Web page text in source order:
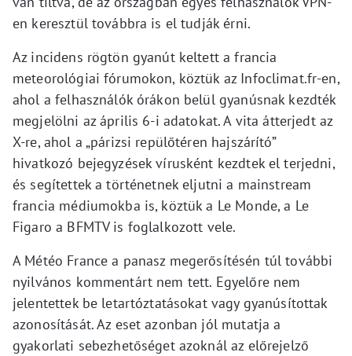
en keresztül továbbra is el tudják érni.
Az incidens rögtön gyanút keltett a francia
meteorológiai fórumokon, köztük az Infoclimat.fr-en,
ahol a felhasználók órákon belül gyanúsnak kezdték
megjelölni az április 6-i adatokat. A vita átterjedt az
X-re, ahol a „párizsi repülőtéren hajszárító”
hivatkozó bejegyzések vírusként kezdtek el terjedni,
és segítettek a történetnek eljutni a mainstream
francia médiumokba is, köztük a Le Monde, a Le
Figaro a BFMTV is foglalkozott vele.
A Météo France a panasz megerősítésén túl további
nyilvános kommentárt nem tett. Egyelőre nem
jelentettek be letartóztatásokat vagy gyanúsítottak
azonosítását. Az eset azonban jól mutatja a
gyakorlati sebezhetőséget azoknál az előrejelző